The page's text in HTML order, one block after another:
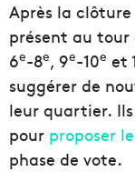
Après la
présent au tour
6e-8e, 9e-10e et
suggérer de
leur quartier.
pour proposer
phase de vote.